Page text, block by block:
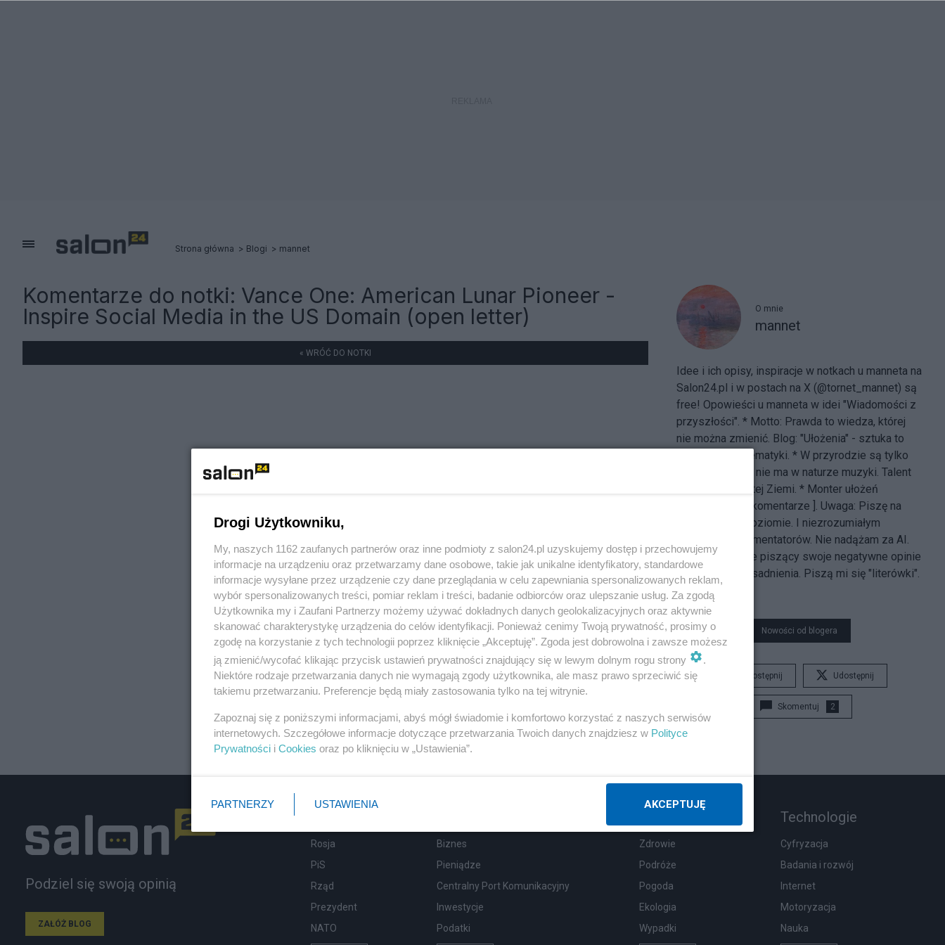
Strona główna Blogi mannet
Komentarze do notki: Vance One: American Lunar Pioneer -
Inspire Social Media in the US Domain (open letter)
« WRÓĆ DO NOTKI
O mnie
mannet
Idee i ich opisy, inspiracje w notkach u manneta na
Salon24.pl i w postach na X (@tornet_mannet) są
free! Opowieści u manneta w idei "Wiadomości z
przyszłości". * Motto: Prawda to wiedza, której
nie można zmienić. Blog: "Ułożenia" - sztuka to
fizyka bez matematyki. * W przyrodzie są tylko
dźwięki i więcej nie ma w naturze muzyki. Talent
nie pochodzi z tej Ziemi. * Monter ułożeń
komentarze ]. Uwaga: Piszę na
prymitywnym poziomie. I niezrozumiałym
językiem wg komentatorów. Nie nadążam za AI.
Banuję nickname piszący swoje negatywne opinie
o mnie bez uzasadnienia. Piszą mi się "literówki".
Taka optyka.
Nowości od blogera
Udostępnij Udostępnij
Skomentuj 2
Podziel się swoją opinią
ZAŁÓŻ BLOG
Rosja
PiS
Rząd
Prezydent
NATO
Biznes
Pieniądze
Centralny Port Komunikacyjny
Inwestycje
Podatki
Zdrowie
Podróże
Pogoda
Ekologia
Wypadki
Technologie
Cyfryzacja
Badania i rozwój
Internet
Motoryzacja
Nauka
Drogi Użytkowniku,
My, naszych 1162 zaufanych partnerów oraz inne podmioty z salon24.pl uzyskujemy dostęp i przechowujemy
informacje na urządzeniu oraz przetwarzamy dane osobowe, takie jak unikalne identyfikatory, standardowe
informacje wysyłane przez urządzenie czy dane przeglądania w celu zapewniania spersonalizowanych reklam,
wybór spersonalizowanych treści, pomiar reklam i treści, badanie odbiorców oraz ulepszanie usług. Za zgodą
Użytkownika my i Zaufani Partnerzy możemy używać dokładnych danych geolokalizacyjnych oraz aktywnie
skanować charakterystykę urządzenia do celów identyfikacji. Ponieważ cenimy Twoją prywatność, prosimy o
zgodę na korzystanie z tych technologii poprzez kliknięcie „Akceptuję”. Zgoda jest dobrowolna i zawsze możesz
ją zmienić/wycofać klikając przycisk ustawień prywatności znajdujący się w lewym dolnym rogu strony
.
Niektóre rodzaje przetwarzania danych nie wymagają zgody użytkownika, ale masz prawo sprzeciwić się
takiemu przetwarzaniu. Preferencje będą miały zastosowania tylko na tej witrynie.
Zapoznaj się z poniższymi informacjami, abyś mógł świadomie i komfortowo korzystać z naszych serwisów
internetowych. Szczegółowe informacje dotyczące przetwarzania Twoich danych znajdziesz w Polityce
Prywatności i Cookies oraz po kliknięciu w „Ustawienia”.
PARTNERZY USTAWIENIA AKCEPTUJĘ